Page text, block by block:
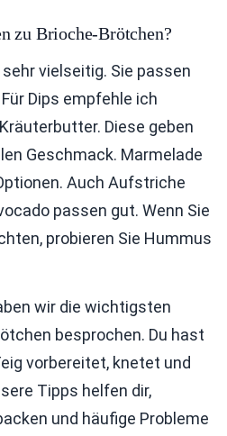
zu Brioche-Brötchen?
vielseitig. Sie passen
Dips empfehle ich
Diese geben
Geschmack. Marmelade
Auch Aufstriche
passen gut. Wenn Sie
probieren Sie Hummus
wir die wichtigsten
besprochen. Du hast
vorbereitet, knetet und
Tipps helfen dir,
und häufige Probleme